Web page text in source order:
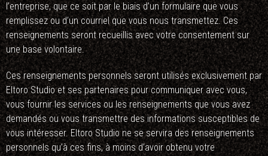
l’entreprise, que ce soit par le biais d’un formulaire que vous
remplissez ou d’un courriel que vous nous transmettez. Ces
renseignements seront recueillis avec votre consentement sur
une base volontaire.
Ces renseignements personnels seront utilisés exclusivement par
Eltoro Studio et ses partenaires pour communiquer avec vous,
vous fournir les services ou les renseignements que vous avez
demandés ou vous transmettre des informations susceptibles de
vous intéresser. Eltoro Studio ne se servira des renseignements
personnels qu’à ces fins, à moins d’avoir obtenu votre